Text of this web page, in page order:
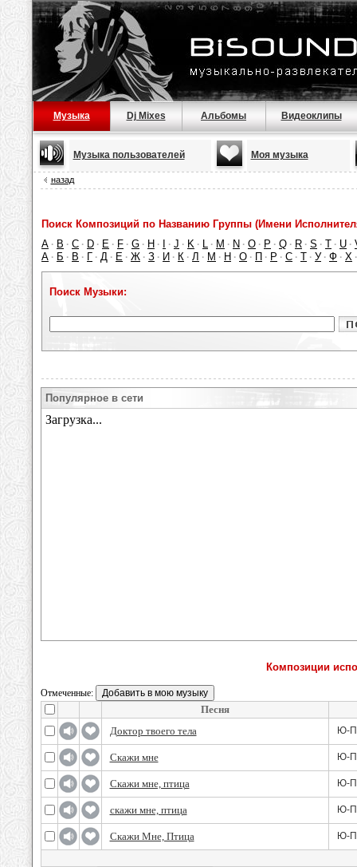
Музыка Dj Mixes Альбомы Видеоклипы
Музыка пользователей Моя музыка
назад
Поиск Композиций по Названию Группы (Имени
A · B · C · D · E · F · G · H · · J · K · L · M · N · O · P · Q · R · S · T · U ·
А · Б · В · Г · Д · Е · Ж · З · И · К · Л · М · Н · О · П · Р · С · Т · У · Ф · Х
Поиск Музыки:
Популярное в сети
Композиции
Отмеченные:
Песня
Доктор твоего тела
Ю-
Скажи мне Ю-
Скажи мне, птица Ю-
скажи мне, птица Ю-
Скажи Мне, Птица Ю-